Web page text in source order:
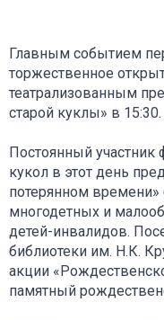
Главным событием
торжественное
театрализованным
старой куклы» в 15:30.
Постоянный участник
кукол в этот день
потерянном времени»
многодетных и
детей-инвалидов.
библиотеки им. Н.К.
акции
памятный